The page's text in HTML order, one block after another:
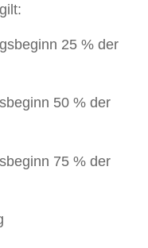
25 % der
50 % der
75 % der